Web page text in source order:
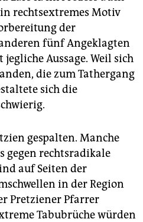
rechtsextremes Motiv
der
fünf Angeklagten
Aussage. Weil sich
die zum Tathergang
sich die
gespalten. Manche
gegen rechtsradikale
auf Seiten der
in der Region
Pretziener Pfarrer
Tabubrüche würden